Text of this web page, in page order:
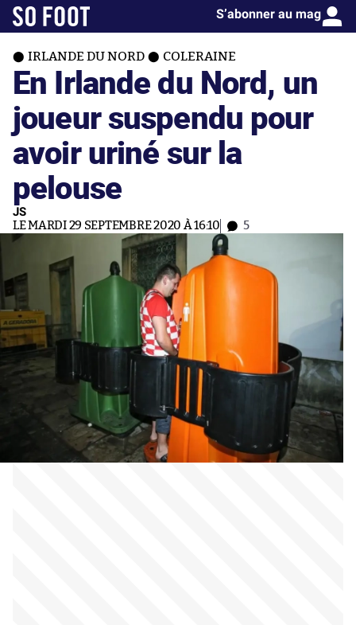
S’abonner au mag
IRLANDE DU NORD COLERAINE
En Irlande du Nord, un
joueur suspendu pour
avoir uriné sur la
pelouse
JS
LE MARDI 29 SEPTEMBRE 2020 À 16:10 5